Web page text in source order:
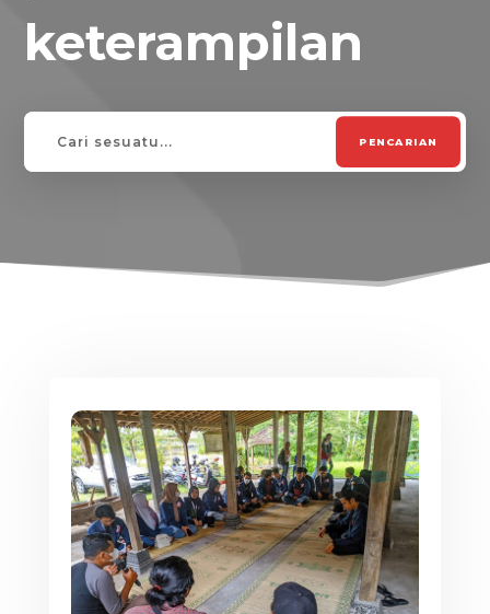
keterampilan